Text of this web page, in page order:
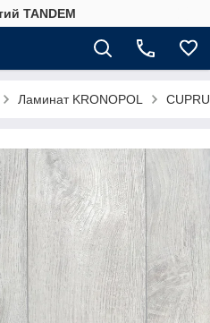
TANDEM
Ламинат KRONOPOL